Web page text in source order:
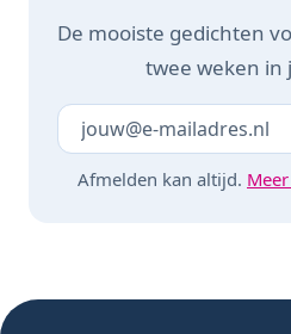
De mooiste gedichten
twee weken in
Laat dit veld leeg
Afmelden kan altijd.